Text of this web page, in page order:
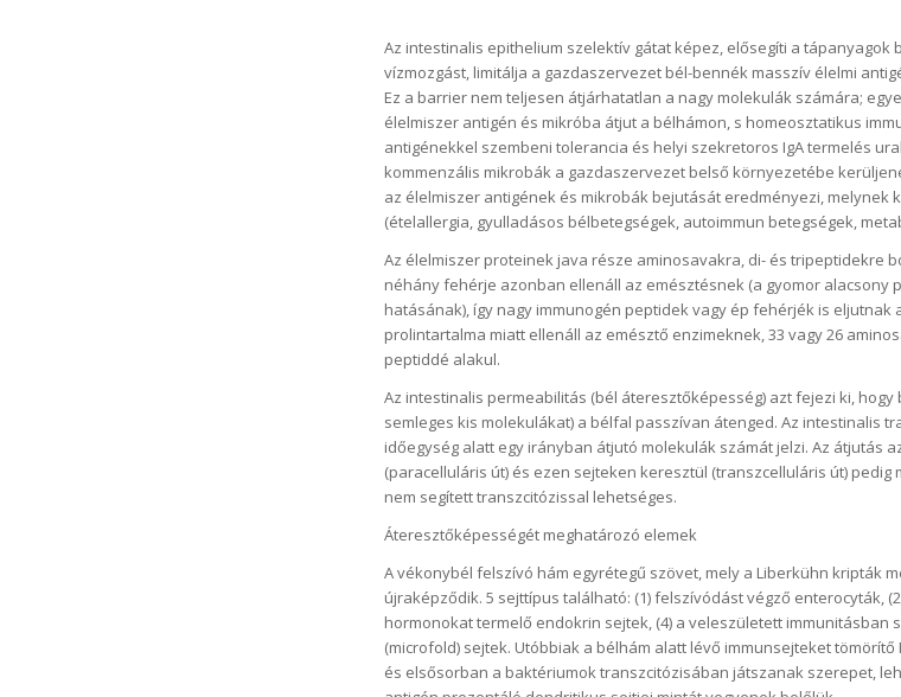
Az intestinalis epithelium szelektív gátat képez, elősegíti a tápanyagok
vízmozgást, limitálja a gazdaszervezet bél-bennék masszív élelmi
Ez a barrier nem teljesen átjárhatatlan a nagy molekulák számára;
élelmiszer antigén és mikróba átjut a bélhámon, s homeosztatikus
antigénekkel szembeni tolerancia és helyi szekretoros IgA termelés
kommenzális mikrobák a gazdaszervezet belső környezetébe
az élelmiszer antigének és mikrobák bejutását eredményezi, melynek
(ételallergia, gyulladásos bélbetegségek, autoimmun betegségek,
Az élelmiszer proteinek java része aminosavakra, di- és tripeptidekre
néhány fehérje azonban ellenáll az emésztésnek (a gyomor alacsony
hatásának), így nagy immunogén peptidek vagy ép fehérjék is eljutnak
prolintartalma miatt ellenáll az emésztő enzimeknek, 33 vagy 26
peptiddé alakul.
Az intestinalis permeabilitás (bél áteresztőképesség) azt fejezi ki,
semleges kis molekulákat) a bélfal passzívan átenged. Az intestinalis
időegység alatt egy irányban átjutó molekulák számát jelzi. Az átjutás
(paracelluláris út) és ezen sejteken keresztül (transzcelluláris út)
nem segített transzcitózissal lehetséges.
Áteresztőképességét meghatározó elemek
A vékonybél felszívó hám egyrétegű szövet, mely a Liberkühn kripták
újraképződik. 5 sejttípus található: (1) felszívódást végző enterocyták,
hormonokat termelő endokrin sejtek, (4) a veleszületett immunitásban
(microfold) sejtek. Utóbbiak a bélhám alatt lévő immunsejteket
és elsősorban a baktériumok transzcitózisában játszanak szerepet,